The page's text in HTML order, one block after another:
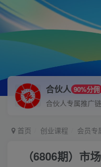
合伙人 90%分佣
合伙人专属推广
首页 创业课程 会员专
（6806期）